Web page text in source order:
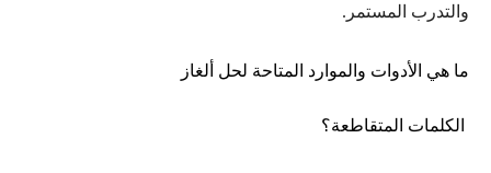
والتدرب المستمر.
ما هي الأدوات والموارد المتاحة لحل ألغاز
الكلمات المتقاطعة؟